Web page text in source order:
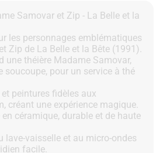
Samovar et Zip - La Belle et la
les personnages emblématiques
Zip de La Belle et la Bête (1991).
une théière Madame Samovar,
soucoupe, pour un service à thé
peintures fidèles aux
créant une expérience magique.
céramique, durable et de haute
lave-vaisselle et au micro-ondes
facile.